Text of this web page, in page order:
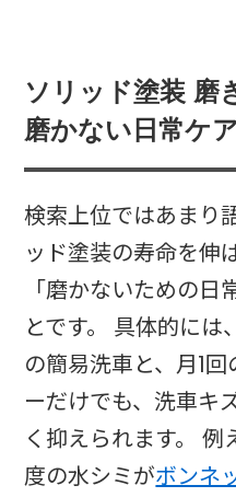
ソリッド塗装 磨
磨かない日常ケ
検索上位ではあまり
ッド塗装の寿命を伸
「磨かないための
とです。 具体的に
の簡易洗車と、月1
ーだけでも、洗車キ
く抑えられます。 例
度の水シミがボンネ